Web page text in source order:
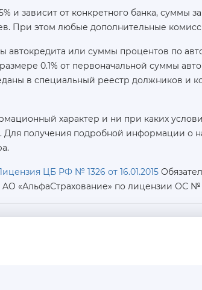
и зависит от конкретного банка,
При этом любые дополнительные
или суммы процентов по
0.1% от первоначальной суммы
в специальный реестр должников и
характер и ни при каких
получения подробной информации о
ЦБ РФ № 1326 от 16.01.2015
«АльфаСтрахование» по лицензии ОС №